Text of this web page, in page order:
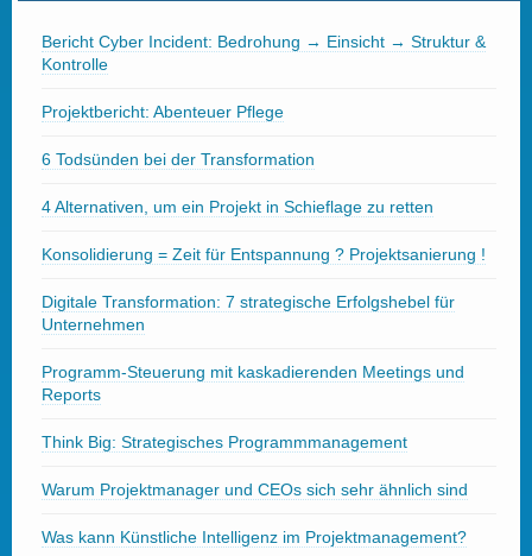
Bericht Cyber Incident: Bedrohung → Einsicht → Struktur &
Kontrolle
Projektbericht: Abenteuer Pflege
6 Todsünden bei der Transformation
4 Alternativen, um ein Projekt in Schieflage zu retten
Konsolidierung = Zeit für Entspannung ? Projektsanierung !
Digitale Transformation: 7 strategische Erfolgshebel für
Unternehmen
Programm-Steuerung mit kaskadierenden Meetings und
Reports
Think Big: Strategisches Programmmanagement
Warum Projektmanager und CEOs sich sehr ähnlich sind
Was kann Künstliche Intelligenz im Projektmanagement?